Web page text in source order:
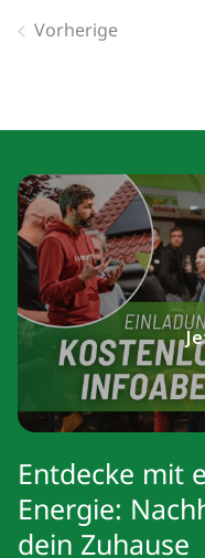
Vorherige
Entdecke mit
Energie:
dein Zuhause